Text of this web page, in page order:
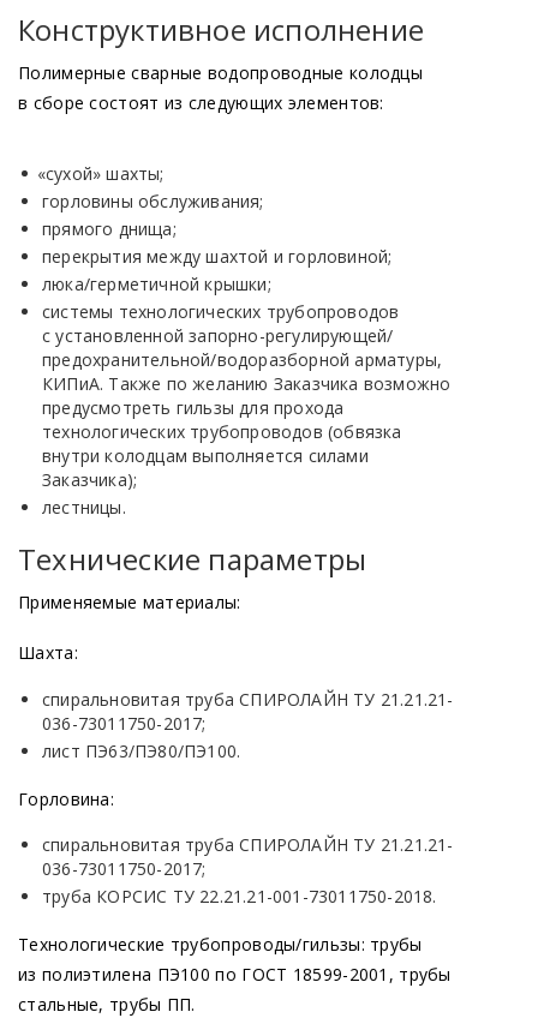
Конструктивное исполнение
Полимерные сварные водопроводные колодцы
в сборе состоят из следующих элементов:
«сухой» шахты;
горловины обслуживания;
прямого днища;
перекрытия между шахтой и горловиной;
люка/герметичной крышки;
системы технологических трубопроводов
с установленной запорно-регулирующей/
предохранительной/водоразборной арматуры,
КИПиА. Также по желанию Заказчика возможно
предусмотреть гильзы для прохода
технологических трубопроводов (обвязка
внутри колодцам выполняется силами
Заказчика);
лестницы.
Технические параметры
Применяемые материалы:
Шахта:
спиральновитая труба СПИРОЛАЙН ТУ 21.21.21-
036-73011750-2017;
лист ПЭ63/ПЭ80/ПЭ100.
Горловина:
спиральновитая труба СПИРОЛАЙН ТУ 21.21.21-
036-73011750-2017;
труба КОРСИС ТУ 22.21.21-001-73011750-2018.
Технологические трубопроводы/гильзы: трубы
из полиэтилена ПЭ100 по ГОСТ 18599-2001, трубы
стальные, трубы ПП.